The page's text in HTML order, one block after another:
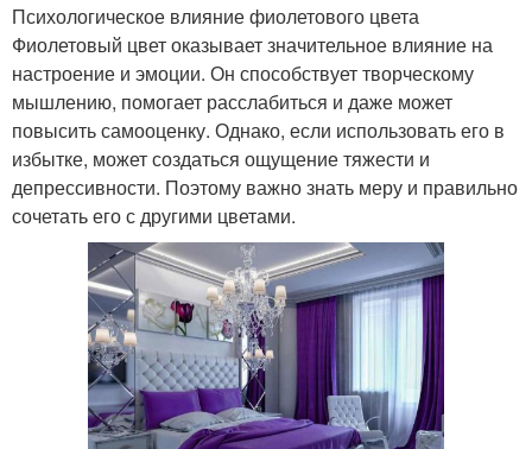
Психологическое влияние фиолетового цвета
Фиолетовый цвет оказывает значительное влияние на
настроение и эмоции. Он способствует творческому
мышлению, помогает расслабиться и даже может
повысить самооценку. Однако, если использовать его в
избытке, может создаться ощущение тяжести и
депрессивности. Поэтому важно знать меру и правильно
сочетать его с другими цветами.